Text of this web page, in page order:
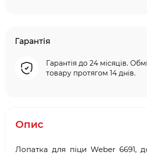
Гарантія
Гарантія до 24 місяців.
товару протягом 14 днів.
Опис
Лопатка для піци Weber 6691,